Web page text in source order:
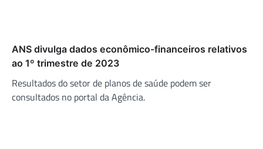
ANS divulga dados econômico-financeiros relativos
ao 1º trimestre de 2023
Resultados do setor de planos de saúde podem ser
consultados no portal da Agência.